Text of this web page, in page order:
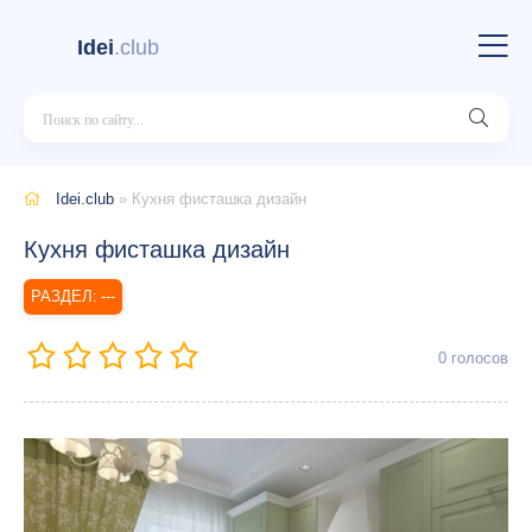
Idei.club
Idei.club » Кухня фисташка дизайн
Кухня фисташка дизайн
---
0 голосов